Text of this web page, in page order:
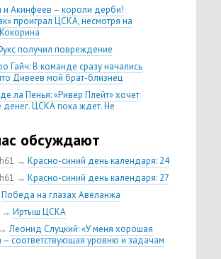
и Акинфеев – короли дерби!
проиграл ЦСКА, несмотря на
получил повреждение
Гайч: В команде сразу начались
Дивеев мой брат-близнец
ла Пенья: «Ривер Плейт» хочет
ЦСКА пока ждет. Не
Химки — ЦСКА — 0:2. Обзор
матч сезона в РПЛ —
победа ЦСКА. Гончаренко
11 россиян в старте
— о Гайче: «Если покупаем за
деньги, значит, рассчитываем как
форварда»
«Влашича сложно заменить,
и Дзагоеву сегодня это
обсуждают
→ Красно-синий день календаря: 24
→ Красно-синий день календаря: 27
Победа на глазах Авеланжа
→ Иртыш ЦСКА
→Леонид Слуцкий: «У меня хорошая
соответствующая уровню и задачам